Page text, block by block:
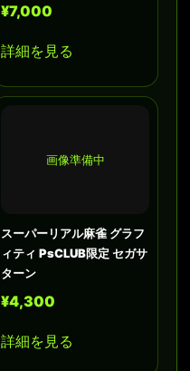
¥7,000
詳細を見る
画像準備中
スーパーリアル麻雀 グラフ
ィティ PsCLUB限定 セガサ
ターン
¥4,300
詳細を見る